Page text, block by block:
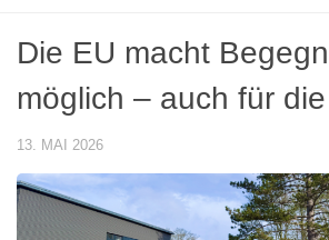
Die EU macht
möglich – auch für
13. MAI 2026